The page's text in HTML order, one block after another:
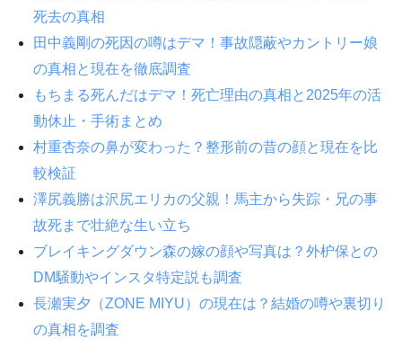
死去の真相
田中義剛の死因の噂はデマ！事故隠蔽やカントリー娘
の真相と現在を徹底調査
もちまる死んだはデマ！死亡理由の真相と2025年の活
動休止・手術まとめ
村重杏奈の鼻が変わった？整形前の昔の顔と現在を比
較検証
澤尻義勝は沢尻エリカの父親！馬主から失踪・兄の事
故死まで壮絶な生い立ち
ブレイキングダウン森の嫁の顔や写真は？外枦保との
DM騒動やインスタ特定説も調査
長瀬実夕（ZONE MIYU）の現在は？結婚の噂や裏切り
の真相を調査